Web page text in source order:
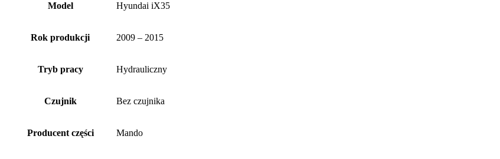
Model Hyundai iX35
Rok produkcji 2009 – 2015
Tryb pracy Hydrauliczny
Czujnik Bez czujnika
Producent części Mando